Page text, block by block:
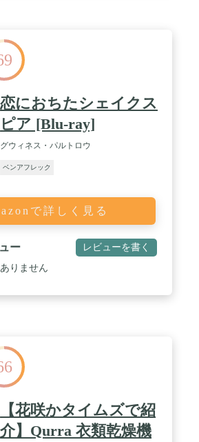
恋におちたシェイクス
ピア [Blu-ray]
グウィネス・パルトロウ
ベンアフレック
で詳しく見る
ー レビューを書く
りません
【花咲かタイムズで紹
介】Qurra 衣類乾燥機